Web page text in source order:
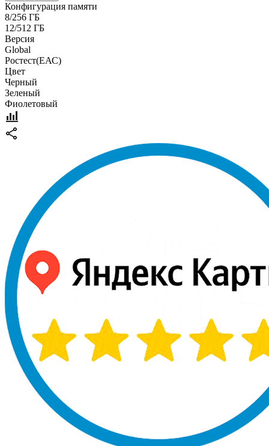
Конфигурация памяти
8/256 ГБ
12/512 ГБ
Версия
Global
Pостест(ЕАС)
Цвет
Черный
Зеленый
Фиолетовый